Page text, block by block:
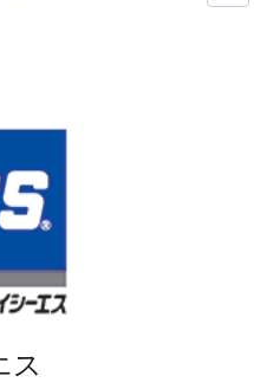
策として DR（ディザス
ータが復旧できないケー
たものの、対応する事業
ったのでなかなか踏み切
していた盛岡市の職員は
エスの協力のもと無事
した。「私たち行政の職
ス